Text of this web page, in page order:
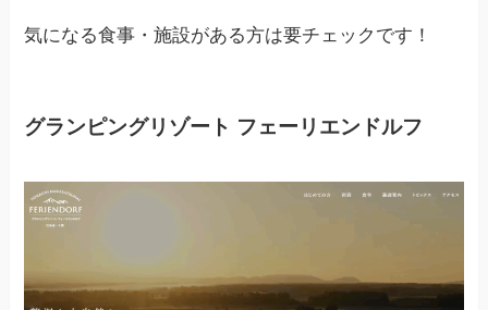
気になる食事・施設がある方は要チェックです！
グランピングリゾート フェーリエンドルフ